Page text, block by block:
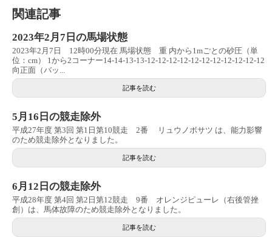
関連記事
2023年2月7日の馬場状態
2023年2月7日 12時00分現在 馬場状態 重 内から1mごとの砂圧（単
位：cm） 1から2コーナー14-14-13-13-12-12-12-12-12-12-12-12-12-12-12
向正面（バッ...
記事を読む
5月16日の競走除外
平成27年度 第3回 第1日第10競走 2番 リュウノボサツ は、能力影響
のため競走除外となりました。
記事を読む
6月12日の競走除外
平成28年度 第4回 第2日第12競走 9番 オレンジピューレ（右後管挫
創）は、馬体故障のため競走除外となりました。
記事を読む